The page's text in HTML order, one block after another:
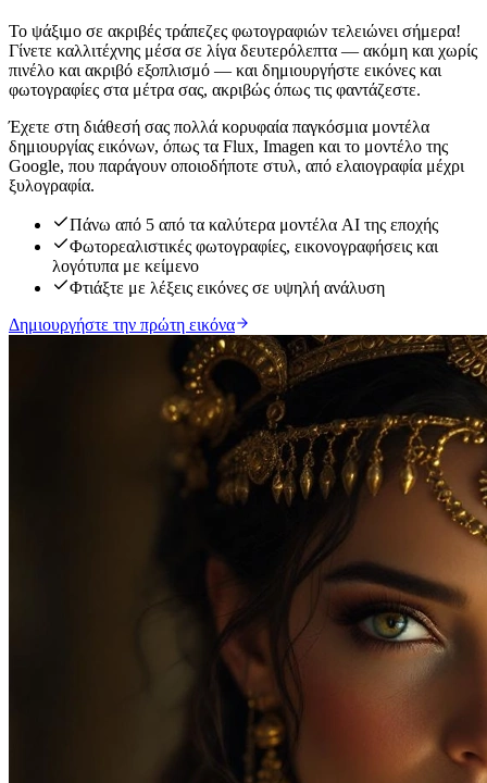
Το ψάξιμο σε ακριβές τράπεζες φωτογραφιών τελειώνει σήμερα!
Γίνετε καλλιτέχνης μέσα σε λίγα δευτερόλεπτα — ακόμη και χωρίς
πινέλο και ακριβό εξοπλισμό — και δημιουργήστε εικόνες και
φωτογραφίες στα μέτρα σας, ακριβώς όπως τις φαντάζεστε.
Έχετε στη διάθεσή σας πολλά κορυφαία παγκόσμια μοντέλα
δημιουργίας εικόνων, όπως τα Flux, Imagen και το μοντέλο της
Google, που παράγουν οποιοδήποτε στυλ, από ελαιογραφία μέχρι
ξυλογραφία.
Πάνω από 5 από τα καλύτερα μοντέλα AI της εποχής
Φωτορεαλιστικές φωτογραφίες, εικονογραφήσεις και
λογότυπα με κείμενο
Φτιάξτε με λέξεις εικόνες σε υψηλή ανάλυση
Δημιουργήστε την πρώτη εικόνα